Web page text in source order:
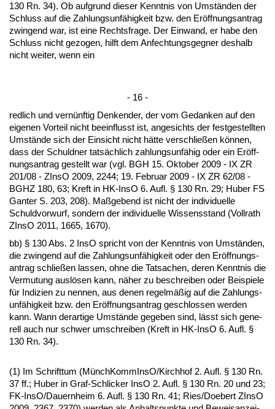
130 Rn. 34). Ob auf­grund die­ser Kennt­nis von Umständen der
Schluss auf die Zah­lungs­unfähig­keit bzw. den Eröff­nungs­an­trag
zwin­gend war, ist ei­ne Rechts­fra­ge. Der Ein­wand, er ha­be den
Schluss nicht ge­zo­gen, hilft dem An­fech­tungs­geg­ner des­halb
nicht wei­ter, wenn ein
- 16 -
red­lich und vernünf­tig Den­ken­der, der vom Ge­dan­ken auf den
ei­ge­nen Vor­teil nicht be­ein­flusst ist, an­ge­sichts der fest­ge­stell­ten
Umstände sich der Ein­sicht nicht hätte ver­sch­ließen können,
dass der Schuld­ner tatsächlich zah­lungs­unfähig oder ein Eröff­
nungs­an­trag ge­stellt war (vgl. BGH 15. Ok­to­ber 2009 - IX ZR
201/08 - ZIn­sO 2009, 2244; 19. Fe­bru­ar 2009 - IX ZR 62/08 -
BGHZ 180, 63; Kreft in HK-In­sO 6. Aufl. § 130 Rn. 29; Hu­ber FS
Gan­ter S. 203, 208). Maßge­bend ist nicht der in­di­vi­du­el­le
Schuld­vor­wurf, son­dern der in­di­vi­du­el­le Wis­sens­stand (Voll­rath
ZIn­sO 2011, 1665, 1670).
bb) § 130 Abs. 2 In­sO spricht von der Kennt­nis von Umständen,
die zwin­gend auf die Zah­lungs­unfähig­keit oder den Eröff­nungs­
an­trag schließen las­sen, oh­ne die Tat­sa­chen, de­ren Kennt­nis die
Ver­mu­tung auslösen kann, näher zu be­schrei­ben oder Bei­spie­le
für In­di­zi­en zu nen­nen, aus de­nen re­gelmäßig auf die Zah­lungs­
unfähig­keit bzw. den Eröff­nungs­an­trag ge­schlos­sen wer­den
kann. Wann der­ar­ti­ge Umstände ge­ge­ben sind, lässt sich ge­ne­
rell auch nur schwer um­schrei­ben (Kreft in HK-In­sO 6. Aufl. §
130 Rn. 34).
(1) Im Schrift­tum (Münch­Kom­mIn­sO/Kirch­hof 2. Aufl. § 130 Rn.
37 ff.; Hu­ber in Graf-Schli­cker In­sO 2. Aufl. § 130 Rn. 20 und 23;
FK-In­sO/Dau­ern­heim 6. Aufl. § 130 Rn. 41; Ries/Do­ebert ZIn­sO